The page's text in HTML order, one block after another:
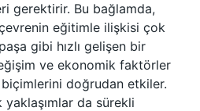
gerektirir. Bu bağlamda,
eğitimle ilişkisi çok
gibi hızlı gelişen bir
ve ekonomik faktörler
doğrudan etkiler.
da sürekli